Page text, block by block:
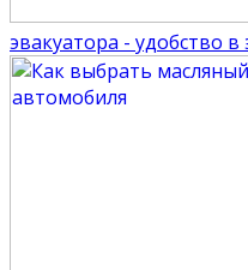
эвакуатора - удобство